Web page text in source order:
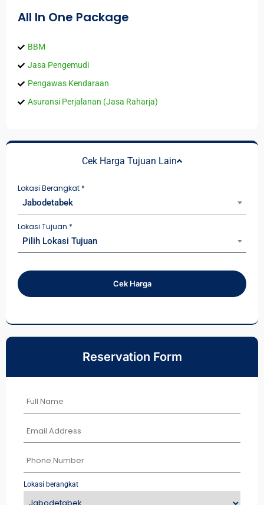
All In One Package
BBM
Jasa Pengemudi
Pengawas Kendaraan
Asuransi Perjalanan (Jasa Raharja)
Cek Harga Tujuan Lain
Lokasi Berangkat *
Jabodetabek
Lokasi Tujuan *
Pilih Lokasi Tujuan
Cek Harga
Reservation Form
Lokasi berangkat